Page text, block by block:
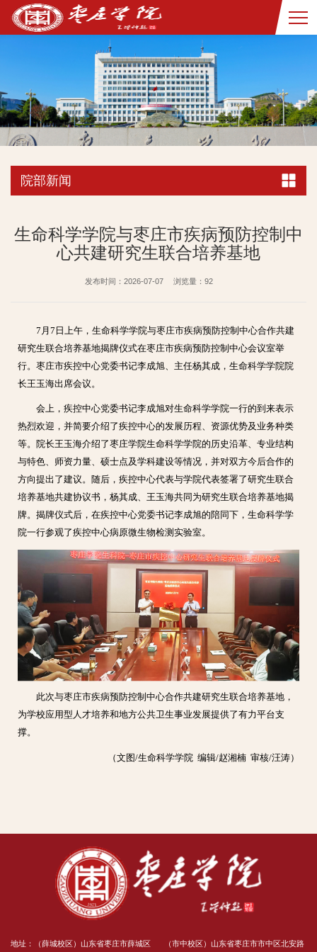
院部新闻
生命科学学院与枣庄市疾病预防控制中
心共建研究生联合培养基地
发布时间：2026-07-07 浏览量： 92
7月7日上午，生命科学学院与枣庄市疾病预防控制中心合作共建
研究生联合培养基地揭牌仪式在枣庄市疾病预防控制中心会议室举
行。枣庄市疾控中心党委书记李成旭、主任杨其成，生命科学学院院
长王玉海出席会议。
会上，疾控中心党委书记李成旭对生命科学学院一行的到来表示
热烈欢迎，并简要介绍了疾控中心的发展历程、资源优势及业务种类
等。院长王玉海介绍了枣庄学院生命科学学院的历史沿革、专业结构
与特色、师资力量、硕士点及学科建设等情况，并对双方今后合作的
方向提出了建议。随后，疾控中心代表与学院代表签署了研究生联合
培养基地共建协议书，杨其成、王玉海共同为研究生联合培养基地揭
牌。揭牌仪式后，在疾控中心党委书记李成旭的陪同下，生命科学学
院一行参观了疾控中心病原微生物检测实验室。
此次与枣庄市疾病预防控制中心合作共建研究生联合培养基地，
为学校应用型人才培养和地方公共卫生事业发展提供了有力平台支
撑。
（文图/生命科学学院 编辑/赵湘楠 审核/汪涛）
地址：（薛城校区）山东省枣庄市薛城区 （市中校区）山东省枣庄市市中区北安路